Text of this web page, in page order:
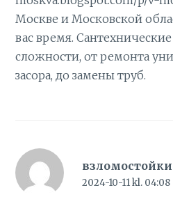
Москве и Московской
вас время.
сложности, от ремонта
засора, до замены труб.
2024-10-11 kl. 04:08